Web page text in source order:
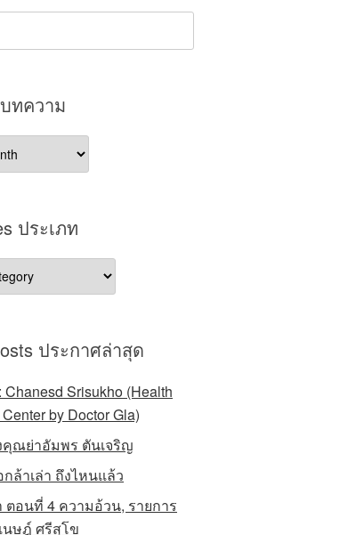
ทความ
ประเภท
ประกาศล่าสุด
Chanesd Srisukho (Health
by Doctor Gla)
คุณย่าอัมพร ตันเจริญ
ล้าเล่า ถึงไหนแล้ว
ตอนที่ 4 ความอ้วน, รายการ
ษฎ์ ศรีสุโข